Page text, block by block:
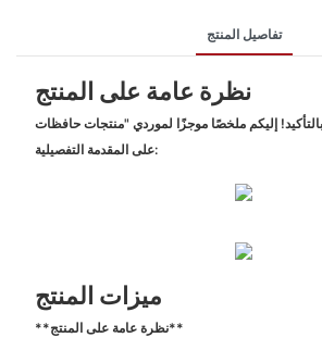
تفاصيل المنتج
نظرة عامة على المنتج
بالتأكيد! إليكم ملخصًا موجزًا ​​لموردي "منتجات حافظات EVA المخصصة" بناءً
على المقدمة التفصيلية:
ميزات المنتج
**نظرة عامة على المنتج**